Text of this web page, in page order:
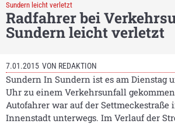
Sundern leicht verletzt
Radfahrer bei
Sundern leicht verletzt
7.01.2015 VON REDAKTION
Sundern In Sundern ist es am Dienstag
Uhr zu einem Verkehrsunfall
Autofahrer war auf der Settmeckestraße
Innenstadt unterwegs. Im Verlauf der